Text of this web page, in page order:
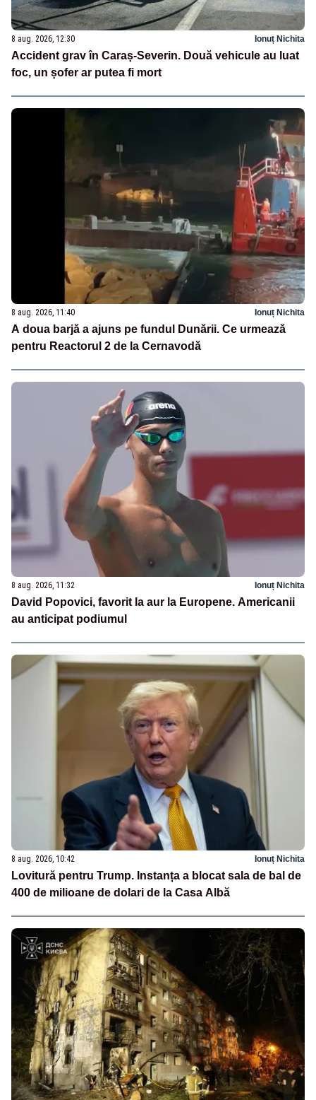
8 aug. 2026, 12:30 Ionuț Nichita
Accident grav în Caraș-Severin. Două vehicule au luat
foc, un șofer ar putea fi mort
8 aug. 2026, 11:40 Ionuț Nichita
A doua barjă a ajuns pe fundul Dunării. Ce urmează
pentru Reactorul 2 de la Cernavodă
8 aug. 2026, 11:32 Ionuț Nichita
David Popovici, favorit la aur la Europene. Americanii
au anticipat podiumul
8 aug. 2026, 10:42 Ionuț Nichita
Lovitură pentru Trump. Instanța a blocat sala de bal de
400 de milioane de dolari de la Casa Albă